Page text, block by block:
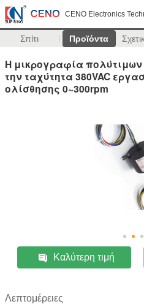
CENO Electronics
Σπίτι Προϊόντα
Η μικρογραφία
την ταχύτητα 380VAC
ολίσθησης 0~300rpm
Καλύτερη τιμή
Λεπτομέρειες